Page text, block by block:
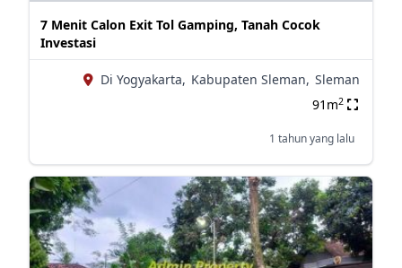
7 Menit Calon Exit Tol Gamping, Tanah Cocok
Investasi
Di Yogyakarta, Kabupaten Sleman, Sleman
91m2
1 tahun yang lalu